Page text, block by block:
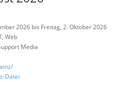
2026 bis Freitag, 2. Oktober 2026
Web
Media
Datei